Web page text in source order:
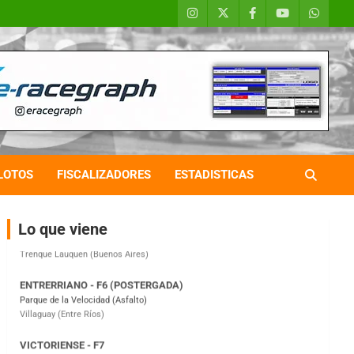
FISCALIZADORES ESTADISTICAS
Lo que viene
COBERTURA ESPECIAL DE E-KART.COM.AR
IAME SERIES ARGENTINA 6
Ramiro Tot (Asfalto)
Trenque Lauquen (Buenos Aires)
ENTRERRIANO - F6 (POSTERGADA)
Villaguay (Entre Ríos)
VICTORIENSE - F7
Victoria (Entre Ríos)